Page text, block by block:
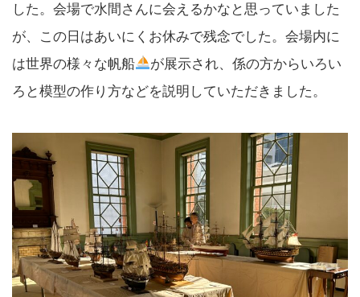
した。会場で水間さんに会えるかなと思っていました
が、この日はあいにくお休みで残念でした。会場内に
は世界の様々な帆船
が展示され、係の方からいろい
ろと模型の作り方などを説明していただきました。